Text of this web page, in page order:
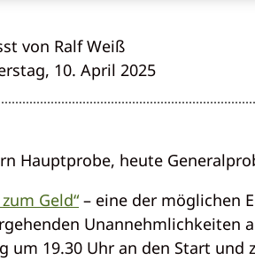
von Ralf Weiß
10. April 2025
Hauptprobe, heute
Geld“– eine der möglichen
Unannehmlichkeiten
um 19.30 Uhr an den Start